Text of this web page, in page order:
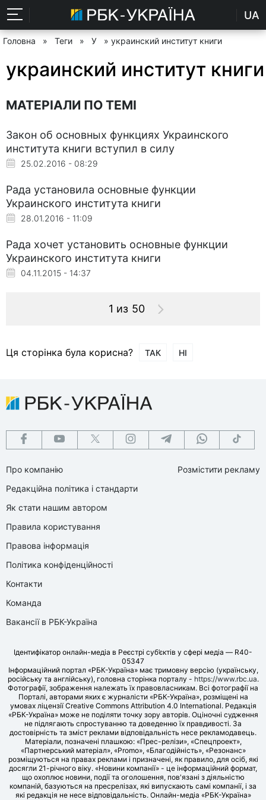
UA
Головна » Теги » У » украинский институт книги
украинский институт книги
МАТЕРІАЛИ ПО ТЕМІ
Закон об основных функциях Украинского
института книги вступил в силу
25.02.2016 - 08:29
Рада установила основные функции
Украинского института книги
28.01.2016 - 11:09
Рада хочет установить основные функции
Украинского института книги
04.11.2015 - 14:37
1 из 50
Ця сторінка була корисна? ТАК НІ
Про компанію
Редакційна політика і стандарти
Як стати нашим автором
Правила користування
Правова інформація
Політика конфіденційності
Контакти
Команда
Вакансії в РБК-Україна
Розмістити рекламу
Ідентифікатор онлайн-медіа в Реєстрі суб’єктів у сфері медіа — R40-
05347
Інформаційний портал «РБК-Україна» має тримовну версію (українську,
російську та англійську), головна сторінка порталу - https://www.rbc.ua.
Фотографії, зображення належать їх правовласникам. Всі фотографії на
Порталі, авторами яких є журналісти «РБК-Україна», розміщені на
умовах ліцензії Creative Commons Attribution 4.0 International. Редакція
«РБК-Україна» може не поділяти точку зору авторів. Оціночні судження
не підлягають спростуванню та доведенню їх правдивості. За
достовірність та зміст реклами відповідальність несе рекламодавець.
Матеріали, позначені плашкою: «Прес-релізи», «Спецпроект»,
«Партнерський матеріал», «Promo», «Благодійність», «Резонанс»
розміщуються на правах реклами і призначені, як правило, для осіб, які
досягли 21-річного віку. «Новини компанії» - це інформаційний формат,
що охоплює новини, події та оголошення, пов'язані з діяльністю
компаній, базуються на пресрелізах, які випускають самі компанії, і за
які редакція не несе відповідальність. Онлайн-медіа «РБК-Україна»